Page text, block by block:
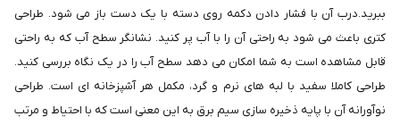
ببرید.درب آن با فشار دادن دکمه روی دسته با یک دست باز می شود. طراحی
کتری باعث می شود به راحتی آن را با آب پر کنید. نشانگر سطح آب که به راحتی
قابل مشاهده است به شما امکان می دهد سطح آب را در یک نگاه بررسی کنید.
طراحی کاملا سفید با لبه های نرم و گرد، مکمل هر آشپزخانه ای است. طراحی
نوآورانه آن با پایه ذخیره سازی سیم برق به این معنی است که با احتیاط و مرتب